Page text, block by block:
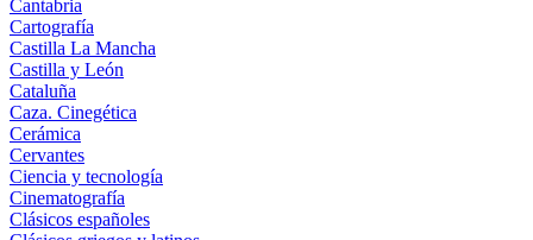
Cantabria
Cartografía
Castilla La Mancha
Castilla y León
Cataluña
Caza. Cinegética
Cerámica
Cervantes
Ciencia y tecnología
Cinematografía
Clásicos españoles